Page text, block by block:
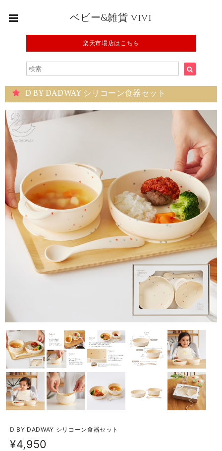
ベビー&雑貨 vivi
楽天市場店はこちら
D BY DADWAY シリコーン食器セット
D BY DADWAY シリコーン食器セット
¥4,950